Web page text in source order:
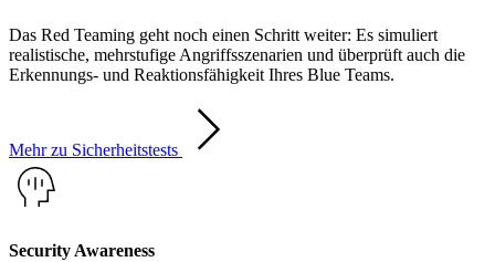
Das Red Teaming geht noch einen Schritt weiter: Es simuliert
realistische, mehrstufige Angriffsszenarien und überprüft auch die
Erkennungs- und Reaktionsfähigkeit Ihres Blue Teams.
Mehr zu Sicherheitstests
Security Awareness